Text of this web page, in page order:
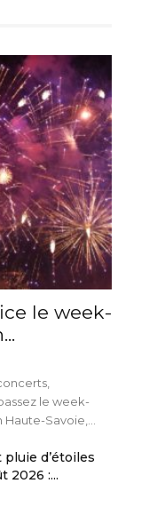
le week-
le week-
Savoie,...
d’étoiles
2026 :...